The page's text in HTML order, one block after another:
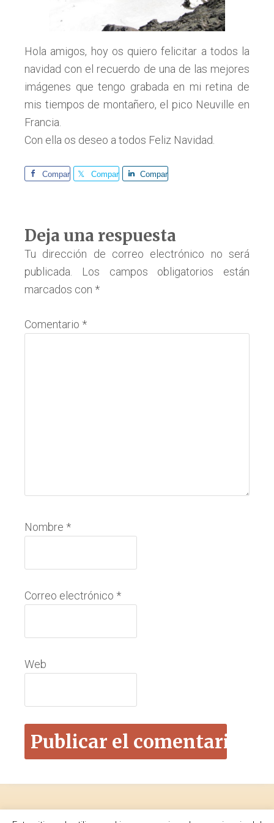
Hola amigos, hoy os quiero felicitar a todos la
navidad con el recuerdo de una de las mejores
imágenes que tengo grabada en mi retina de
mis tiempos de montañero, el pico Neuville en
Francia.
Con ella os deseo a todos Feliz Navidad.
Comparte Comparte Comparte
Interacciones
con
los
Deja una respuesta
Tu dirección de correo electrónico no será
publicada.
Los campos obligatorios están
marcados con *
Comentario *
Nombre *
Correo electrónico *
Web